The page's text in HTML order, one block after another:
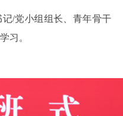
/党小组组长、青年骨干
习。